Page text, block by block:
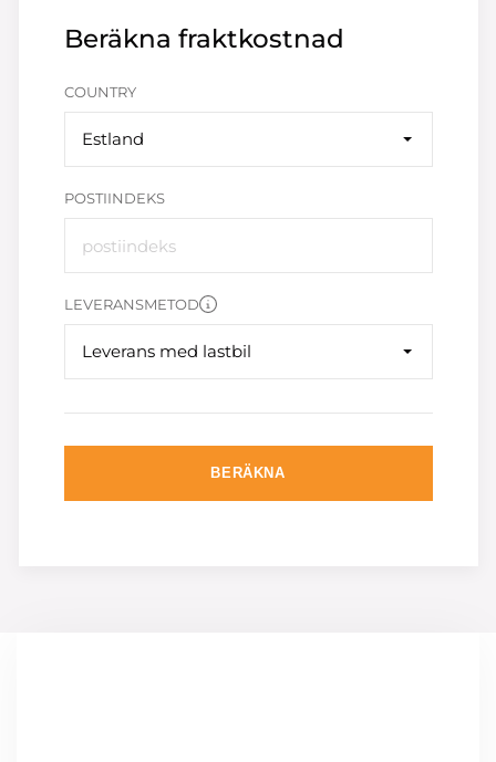
Beräkna fraktkostnad
COUNTRY
Estland
POSTIINDEKS
LEVERANSMETOD
Leverans med lastbil
BERÄKNA